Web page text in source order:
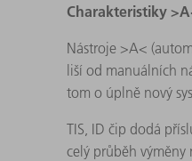
Charakteristiky
Nástroje >A<
liší od manuálních
tom o úplně nový
TIS, ID čip dodá
celý průběh výměny